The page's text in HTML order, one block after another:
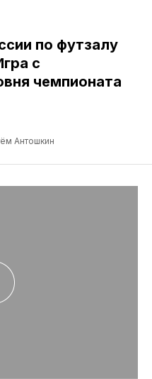
по футзалу
с
чемпионата
Антошкин